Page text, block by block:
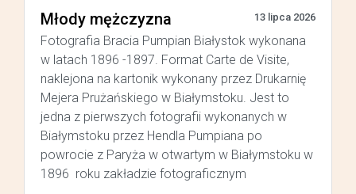
Młody mężczyzna 13 lipca 2026
Fotografia Bracia Pumpian Białystok wykonana
w latach 1896 -1897. Format Carte de Visite,
naklejona na kartonik wykonany przez Drukarnię
Mejera Prużańskiego w Białymstoku. Jest to
jedna z pierwszych fotografii wykonanych w
Białymstoku przez Hendla Pumpiana po
powrocie z Paryża w otwartym w Białymstoku w
1896 roku zakładzie fotograficznym